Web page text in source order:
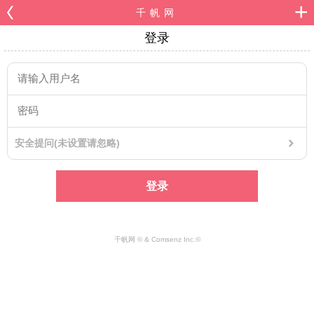
千帆网
登录
安全提问(未设置请忽略)
登录
千帆网 © & Comsenz Inc.©